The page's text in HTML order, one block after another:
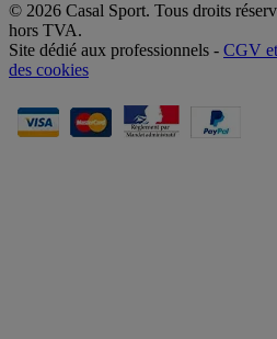
© 2026 Casal Sport. Tous droits
hors TVA.
Site dédié aux professionnels - CGV
des cookies